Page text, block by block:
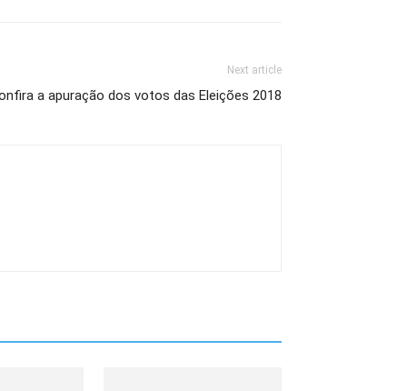
Next article
a apuração dos votos das Eleições 2018